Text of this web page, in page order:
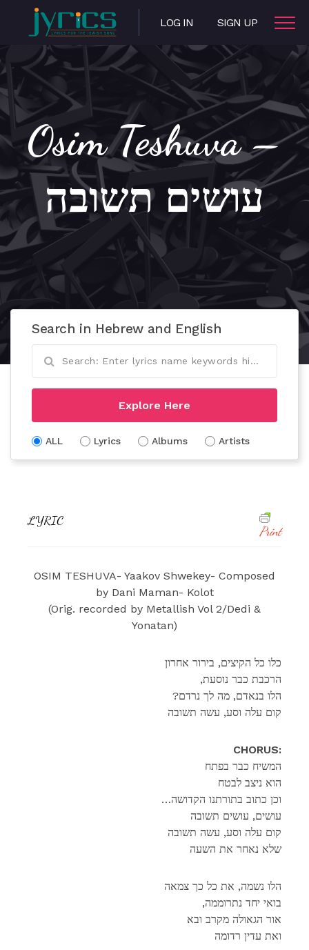
LOG IN SIGN UP
Osim Teshuva –
עושים תשובה
Search in Hebrew and English
Explore Here
ALL Lyrics Albums Artists
LYRIC
Print
OSIM TESHUVA- Yaakov Shwekey- Composed
by Dani Maman- Kolot
(Orig. recorded by Metallish Vol 2/Dedi &
Yonatan)
כלו כל הקיצים, בירור אחרון
,הרכבת כבר נוסעת
?הלו בנאדם, מה לך נרדם
קום עלה וסע, עשה תשובה
CHORUS:
המשיח כבר בפתח
הוא ניצב לבטח
…וכן כתוב בתורתנו הקדושה
עושים, עושים תשובה
קום עלה וסע, עשה תשובה
שלא נאחר את השעה
הלו נשמה, את כל כך צמאה
,בואי יחד נתרוממה
אור הגאולה מקרב ובא
ואת עדין רדומה